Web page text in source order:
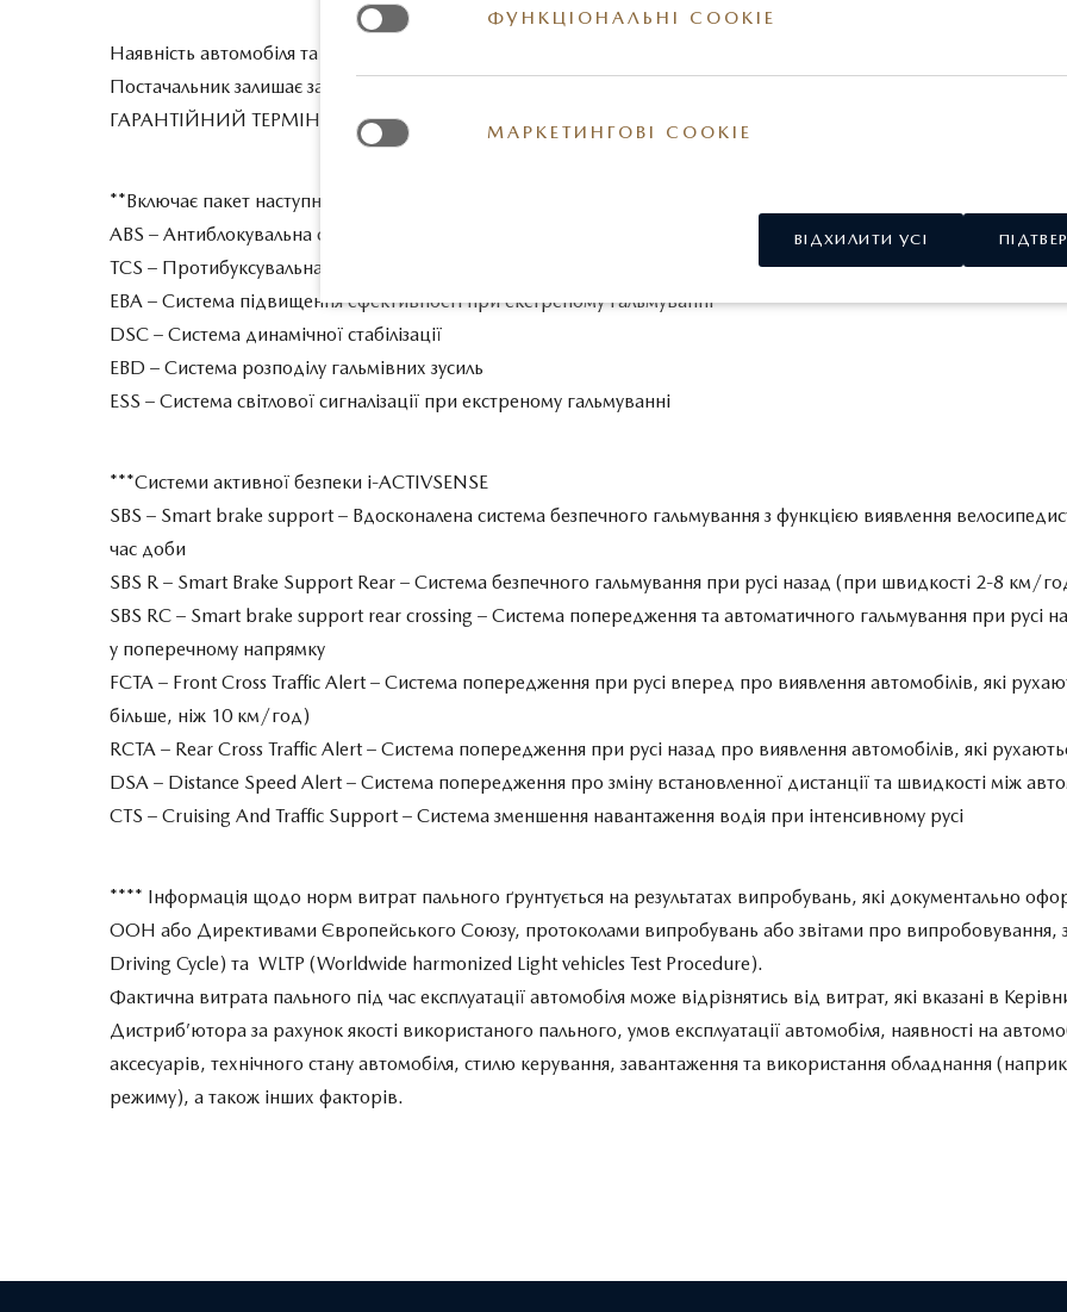
Наявність автомобіля та ціну на день покупки уточнюйте у офіційного дилера.
Постачальник залишає за собою право вносити зміни у комплектацію та ціни, також з урахуванням змін
ГАРАНТІЙНИЙ ТЕРМІН - 3 роки або 100 000 км пробігу (в залежності від того, що настане раніше)
**Включає пакет наступних опцій безпеки:
ABS – Антиблокувальна система гальм
TCS – Протибуксувальна система
EBA – Система підвищення ефективності при екстреному гальмуванні
DSC – Система динамічної стабілізації
EBD – Система розподілу гальмівних зусиль
ESS – Система світлової сигналізації при екстреному гальмуванні
***Системи активної безпеки i-ACTIVSENSE
SBS – Smart brake support – Вдосконалена система безпечного гальмування з функцією виявлення
час доби
SBS R – Smart Brake Support Rear – Система безпечного гальмування при русі назад (при швидкості 2-8 км/
SBS RC – Smart brake support rear crossing – Система попередження та автоматичного гальмування при русі
у поперечному напрямку
FCTA – Front Cross Traffic Alert – Система попередження при русі вперед про виявлення автомобілів, які
більше, ніж 10 км/год)
RCTA – Rear Cross Traffic Alert – Cистема попередження при русі назад про виявлення автомобілів, які
DSA – Distance Speed Alert – Система попередження про зміну встановленної дистанції та швидкості між
CTS – Cruising And Traffic Support – Cистема зменшення навантаження водія при інтенсивному русі
**** Інформація щодо норм витрат пального ґрунтується на результатах випробувань, які документально
ООН або Директивами Європейського Союзу, протоколами випробувань або звітами про
Driving Cycle) та WLTP (Worldwide harmonized Light vehicles Test Procedure).
Фактична витрата пального під час експлуатації автомобіля може відрізнятись від витрат, які вказані в
Дистриб’ютора за рахунок якості використаного пального, умов експлуатації автомобіля, наявності на
аксесуарів, технічного стану автомобіля, стилю керування, завантаження та використання обладнання
режиму), а також інших факторів.
ФУНКЦІОНАЛЬНІ COOKIE
МАРКЕТИНГОВІ COOKIE
ВІДХИЛИТИ УСІ